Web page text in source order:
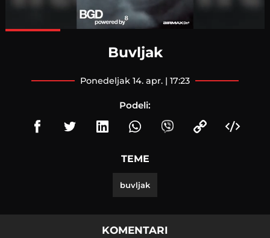
Buvljak
ponedeljak 14. apr. | 17:23
Podeli:
TEME
buvljak
KOMENTARI